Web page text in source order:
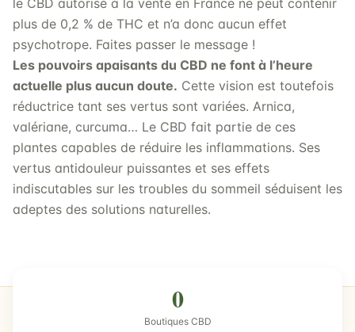
le CBD autorisé à la vente en France ne peut contenir
plus de 0,2 % de THC et n’a donc aucun effet
psychotrope. Faites passer le message !
Les pouvoirs apaisants du CBD ne font à l’heure
actuelle plus aucun doute. Cette vision est toutefois
réductrice tant ses vertus sont variées. Arnica,
valériane, curcuma… Le CBD fait partie de ces
plantes capables de réduire les inflammations. Ses
vertus antidouleur puissantes et ses effets
indiscutables sur les troubles du sommeil séduisent les
adeptes des solutions naturelles.
0
Boutiques CBD